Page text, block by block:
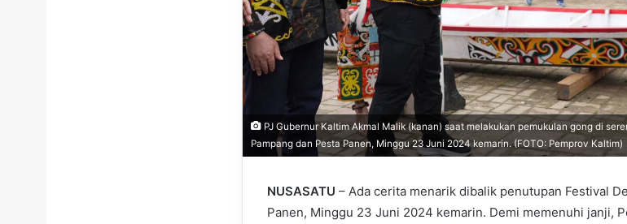
PJ Gubernur Kaltim Akmal Malik (kanan) saat melakukan pemukulan gong di
Pampang dan Pesta Panen, Minggu 23 Juni 2024 kemarin. (FOTO: Pemprov Kaltim)
NUSASATU – Ada cerita menarik dibalik penutupan Festival
Panen, Minggu 23 Juni 2024 kemarin. Demi memenuhi janji,